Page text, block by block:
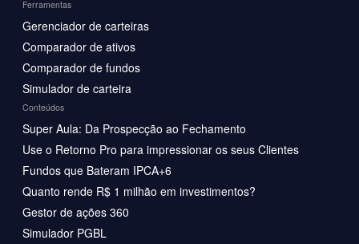
Ferramentas
Gerenciador de carteiras
Comparador de ativos
Comparador de fundos
Simulador de carteira
Conteúdos
Super Aula: Da Prospecção ao Fechamento
Use o Retorno Pro para impressionar os seus Clientes
Fundos que Bateram IPCA+6
Quanto rende R$ 1 milhão em investimentos?
Gestor de ações 360
Simulador PGBL